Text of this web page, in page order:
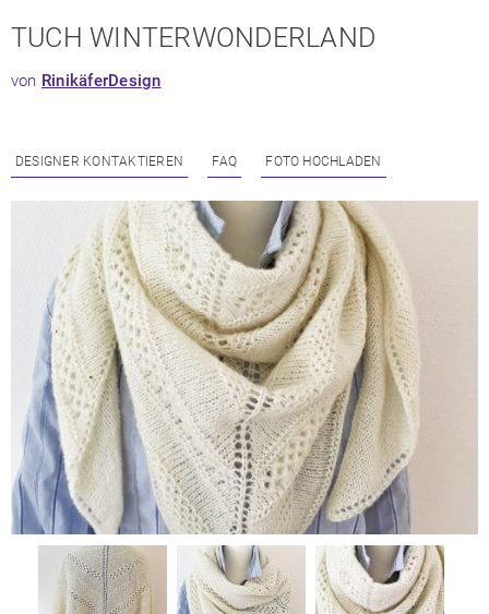
TUCH WINTERWONDERLAND
von RinikäferDesign
DESIGNER KONTAKTIEREN FAQ FOTO HOCHLADEN